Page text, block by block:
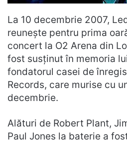
La 10 decembrie 2007,
reunește pentru prima
concert la O2 Arena din
fost susținut în memoria
fondatorul casei de
Records, care murise cu
decembrie.
Alături de Robert Plant,
Paul Jones la baterie a